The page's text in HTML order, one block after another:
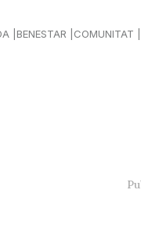
BENESTAR COMUNITAT